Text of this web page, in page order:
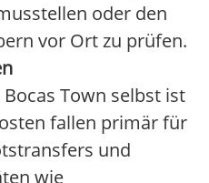
oder den
vor Ort zu prüfen.
Town selbst ist
fallen primär für
und
wie